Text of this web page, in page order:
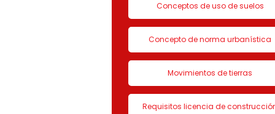
Conceptos de uso de suelos
Concepto de norma urbanística
Movimientos de tierras
Requisitos licencia de